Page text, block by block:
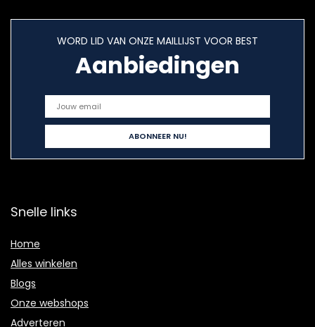
WORD LID VAN ONZE MAILLIJST VOOR BEST
Aanbiedingen
Snelle links
Home
Alles winkelen
Blogs
Onze webshops
Adverteren